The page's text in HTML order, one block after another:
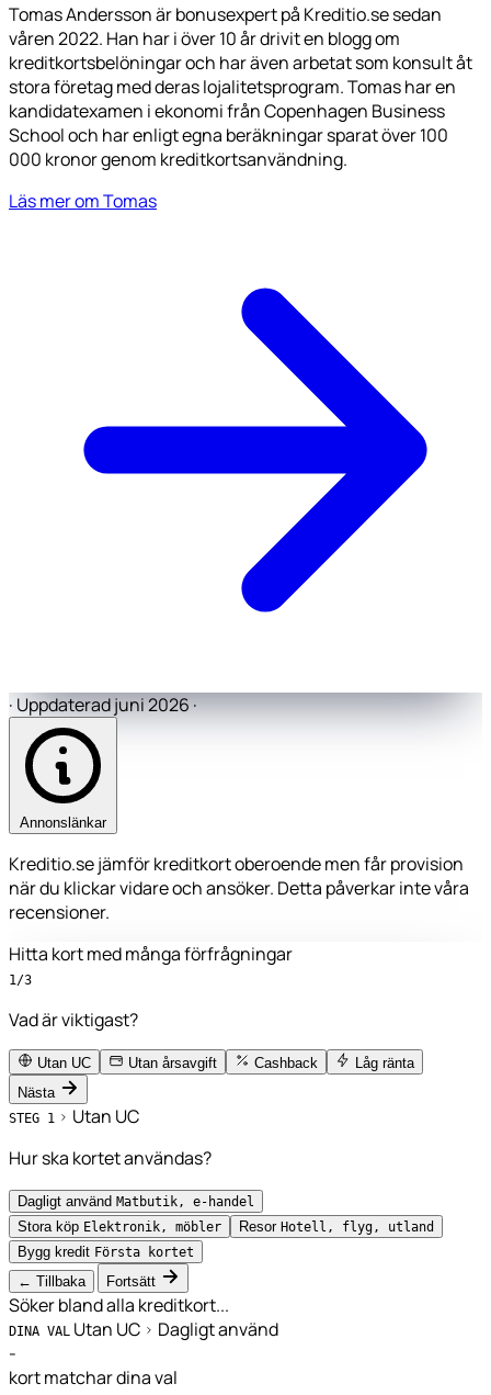
Tomas Andersson är bonusexpert på Kreditio.se sedan
våren 2022. Han har i över 10 år drivit en blogg om
kreditkortsbelöningar och har även arbetat som konsult åt
stora företag med deras lojalitetsprogram. Tomas har en
kandidatexamen i ekonomi från Copenhagen Business
School och har enligt egna beräkningar sparat över 100
000 kronor genom kreditkortsanvändning.
Läs mer om Tomas
· Uppdaterad juni 2026·
Annonslänkar
Kreditio.se jämför kreditkort oberoende men får provision
när du klickar vidare och ansöker. Detta påverkar inte våra
recensioner.
Hitta kort med många förfrågningar
1/3
Vad är viktigast?
Utan UC Utan årsavgift Cashback
Låg ränta
Nästa
STEG 1
Utan UC
Hur ska kortet användas?
Dagligt använd Matbutik, e-handel
Stora köp Elektronik, möbler Resor Hotell, flyg, utland
Bygg kredit Första kortet
← Tillbaka Fortsätt
Söker bland alla kreditkort...
DINA VAL Utan UC
Dagligt använd
-
kort matchar dina val